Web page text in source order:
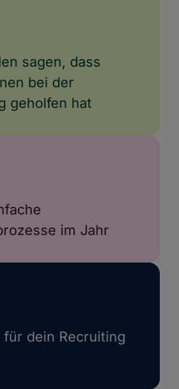
sagen, dass
bei der
geholfen hat
im Jahr
dein Recruiting